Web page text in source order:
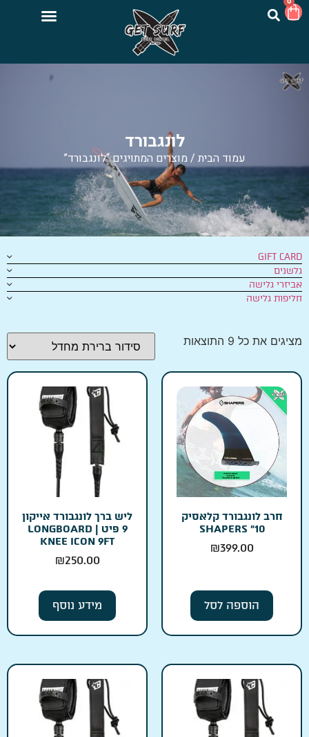
לונגבורד
עמוד הבית / מוצרים המתויגים “לונגבורד”
GIFT CARD
גלשנים
אביזרי גלישה
חליפות גלישה
מציגים את כל ⁦9⁩ התוצאות
חרב לונגבורד קלאסיק
10״ SHAPERS
₪399.00
הוספה לסל
ליש ברך לונגבורד אייקון
9 פיט | LONGBOARD
KNEE ICON 9FT
₪250.00
מידע נוסף